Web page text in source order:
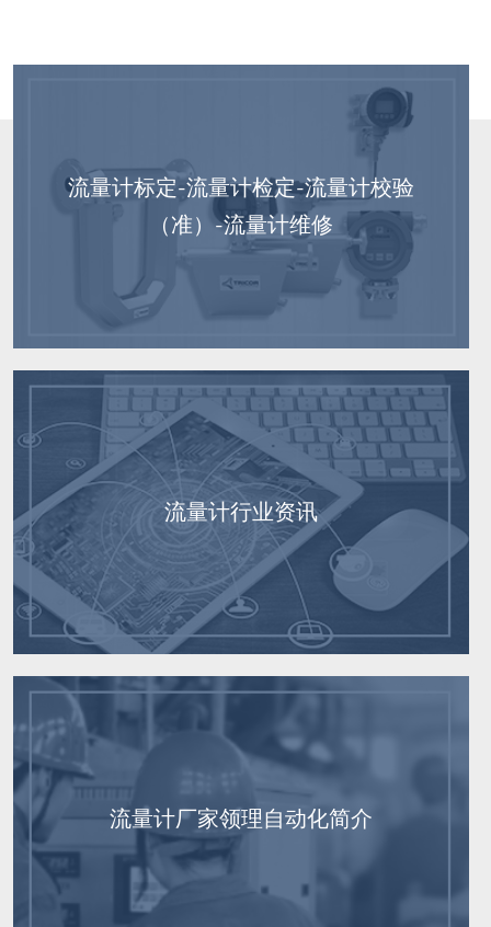
流量计标定-流量计检定-流量计校验
（准）-流量计维修
流量计行业资讯
流量计厂家领理自动化简介